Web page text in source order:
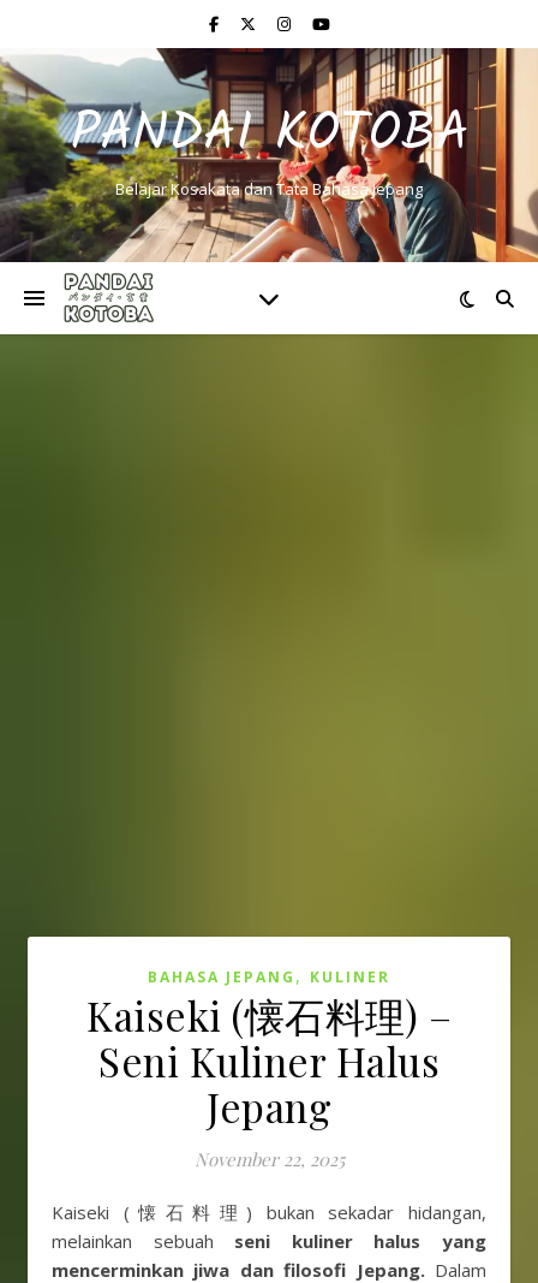
PANDAI KOTOBA
Belajar Kosakata dan Tata Bahasa Jepang
BAHASA JEPANG , KULINER
Kaiseki (懐石料理) –
Seni Kuliner Halus
Jepang
November 22, 2025
Kaiseki (懐石料理) bukan sekadar hidangan,
melainkan sebuah seni kuliner halus yang
mencerminkan jiwa dan filosofi Jepang. Dalam